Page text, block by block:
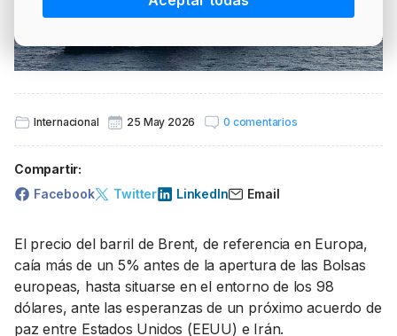
Internacional 25 May 2026 0 comentarios
Compartir:
Facebook
Twitter LinkedIn Email
El precio del barril de Brent, de referencia en Europa,
caía más de un 5% antes de la apertura de las Bolsas
europeas, hasta situarse en el entorno de los 98
dólares, ante las esperanzas de un próximo acuerdo de
paz entre Estados Unidos (EEUU) e Irán.
NEWSLETTER
SECTOR
TABLÓN Y MARKETPLACE
MAKETPLACES
GSO AGRÍCOLA
MOD. 511
MOD. 500-503
LÍDERES EQUIPAMIENTOS Y SERVICIOS SECTOR